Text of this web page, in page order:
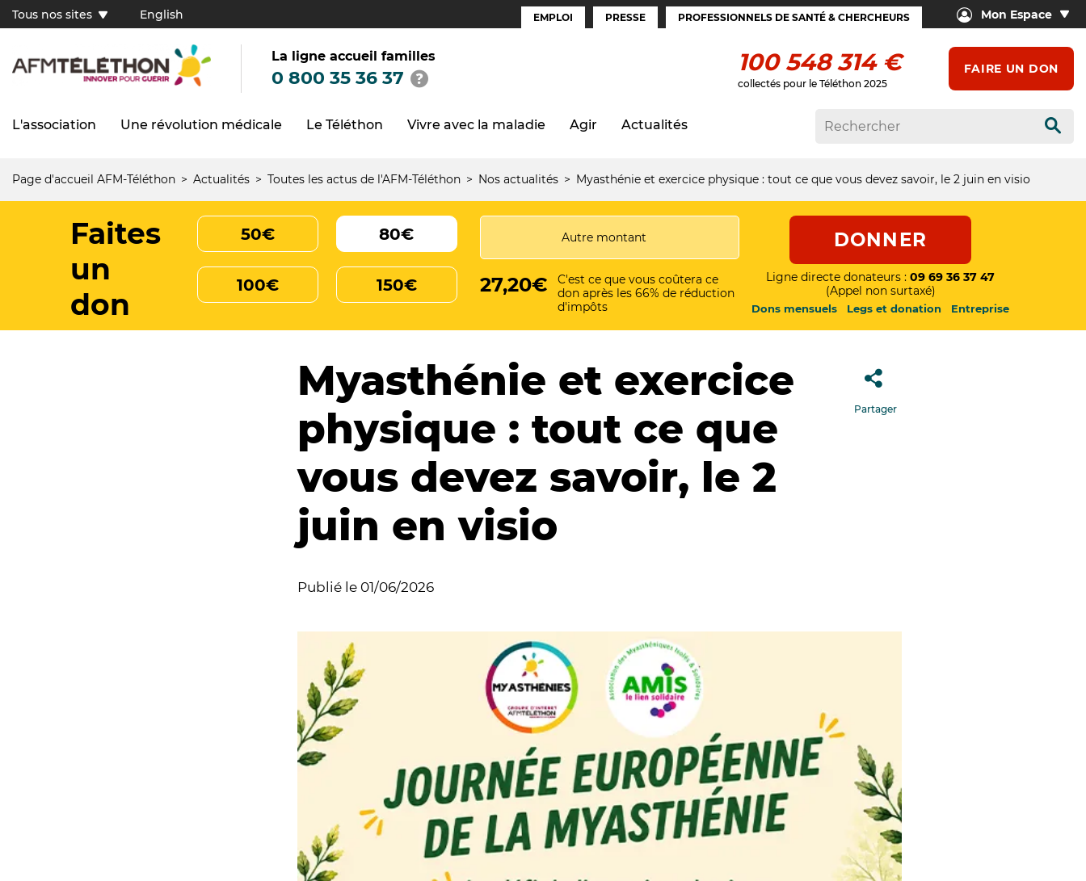
contenu
Tous
sites
(FR)
Tous nos sites English
Espaces
EMPLOI PRESSE PROFESSIONNELS DE SANTÉ & CHERCHEURS Mon Espace
La ligne accueil familles
0 800 35 36 37
100 548 314 €
collectés pour le Téléthon 2025
FAIRE UN DON
Navigation
L'association Une révolution médicale Le Téléthon Vivre avec la maladie Agir Actualités
Fil
d'Ariane
Page d'accueil AFM-Téléthon Actualités Toutes les actus de l'AFM-Téléthon Nos actualités Myasthénie et exercice physique : tout ce que vous devez savoir, le 2 juin en visio
Faites
un
don
50€ 80€
100€ 150€ 27,20€
C'est ce que vous coûtera ce
don après les 66% de réduction
d'impôts
DONNER
Ligne directe donateurs : 09 69 36 37 47
(Appel non surtaxé)
Dons mensuels Legs et donation Entreprise
Myasthénie et exercice
physique : tout ce que
vous devez savoir, le 2
juin en visio
Partager
Publié le 01/06/2026